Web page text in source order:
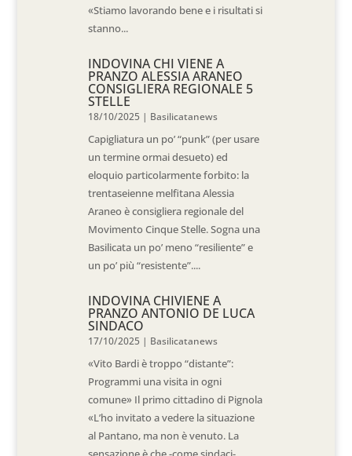
«Stiamo lavorando bene e i risultati si
stanno...
INDOVINA CHI VIENE A
PRANZO ALESSIA ARANEO
CONSIGLIERA REGIONALE 5
STELLE
18/10/2025 | Basilicatanews
Capigliatura un po’ “punk” (per usare
un termine ormai desueto) ed
eloquio particolarmente forbito: la
trentaseienne melfitana Alessia
Araneo è consigliera regionale del
Movimento Cinque Stelle. Sogna una
Basilicata un po’ meno “resiliente” e
un po’ più “resistente”....
INDOVINA CHIVIENE A
PRANZO ANTONIO DE LUCA
SINDACO
17/10/2025 | Basilicatanews
«Vito Bardi è troppo “distante”:
Programmi una visita in ogni
comune» Il primo cittadino di Pignola
«L’ho invitato a vedere la situazione
al Pantano, ma non è venuto. La